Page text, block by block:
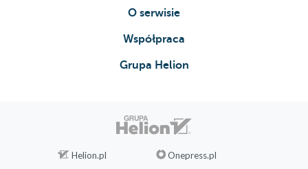
O serwisie
Współpraca
Grupa Helion
Helion.pl
Onepress.pl